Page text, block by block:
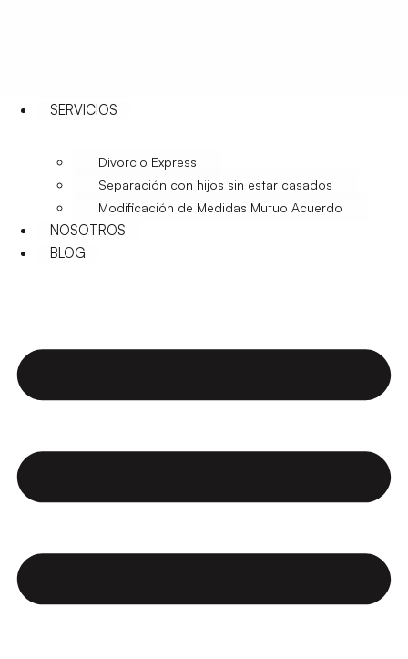
SERVICIOS
Divorcio Express
Separación con hijos sin estar casados
Modificación de Medidas Mutuo Acuerdo
NOSOTROS
BLOG